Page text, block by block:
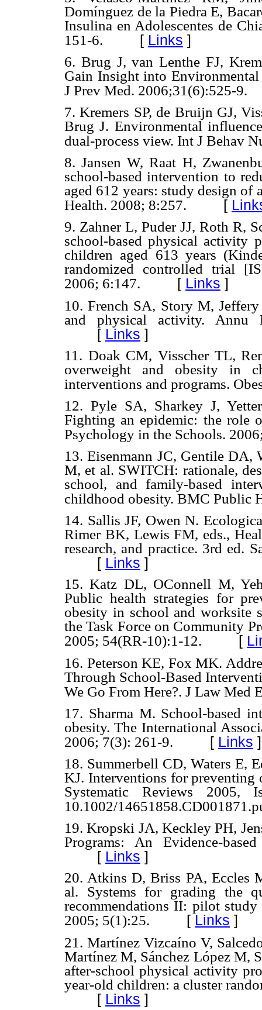
Domínguez de la Piedra E,
Insulina en Adolescentes de
151-6. [ Links ]
6. Brug J, van Lenthe FJ,
Gain Insight into
J Prev Med. 2006;31(6):525-9.
7. Kremers SP, de Bruijn GJ,
Brug J. Environmental
dual-process view. Int J Behav
8. Jansen W, Raat H,
school-based intervention to
aged 612 years: study design
Health. 2008; 8:257. [
9. Zahner L, Puder JJ, Roth R,
school-based physical activity
children aged 613 years
randomized controlled trial
2006; 6:147. [ Links ]
10. French SA, Story M,
and physical activity. Annu
[ Links ]
11. Doak CM, Visscher TL,
overweight and obesity in
interventions and programs.
12. Pyle SA, Sharkey J,
Fighting an epidemic: the role
Psychology in the Schools.
13. Eisenmann JC, Gentile DA,
M, et al. SWITCH: rationale,
school, and family-based
childhood obesity. BMC Public
14. Sallis JF, Owen N.
Rimer BK, Lewis FM, eds.,
research, and practice. 3rd ed.
[ Links ]
15. Katz DL, OConnell M,
Public health strategies for
obesity in school and worksite
the Task Force on Community
2005; 54(RR-10):1-12. [
16. Peterson KE, Fox MK.
Through School-Based
We Go From Here?. J Law Med
17. Sharma M. School-based
obesity. The International
2006; 7(3): 261-9. [ Links ]
18. Summerbell CD, Waters E,
KJ. Interventions for preventing
Systematic Reviews
10.1002/
19. Kropski JA, Keckley PH,
Programs: An Evidence-
[ Links ]
20. Atkins D, Briss PA, Eccles
al. Systems for grading the
recommendations II: pilot
2005; 5(1):25. [ Links ]
21. Martínez Vizcaíno V,
Martínez M, Sánchez López M,
after-school physical activity
year-old children: a cluster
[ Links ]